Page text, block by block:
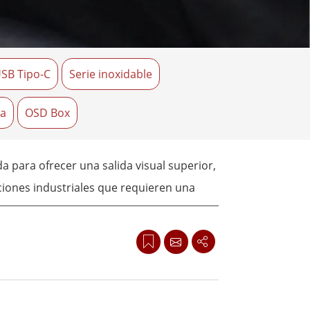
Grado de Acero Inoxidable
Panel PC de Acero Inoxidable
Pantalla de Acero Inoxidable
Tipo-C Serie inoxidable
OSD Box
para ofrecer una salida visual superior,
industriales que requieren una
La pantalla ofrece puertos VGA, DVI y
de compatibilidad con OSD en